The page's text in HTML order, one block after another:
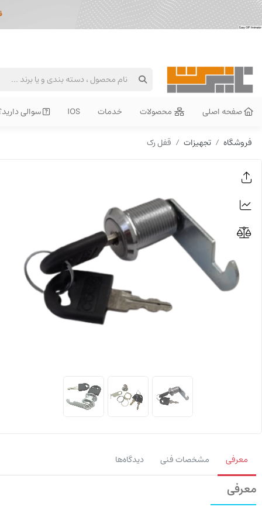
صفحه اصلی
محصولات خدمات IOS سوالی
فروشگاه تجهیزات قفل رک
معرفی مشخصات فنی دیدگاه‌ها
معرفی